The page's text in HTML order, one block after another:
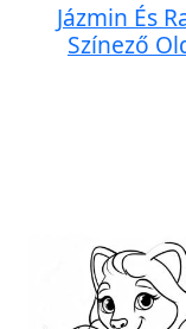
Jázmin És
Színező